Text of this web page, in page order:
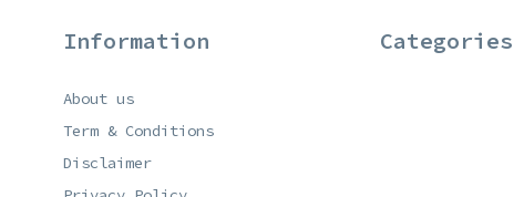
Information
About us
Term & Conditions
Disclaimer
Categories